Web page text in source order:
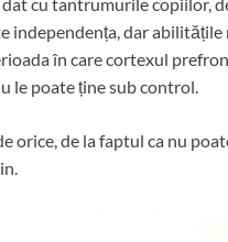
cu tantrumurile copiilor,
independența, dar
în care cortexul
le poate ține sub control.
orice, de la faptul ca nu